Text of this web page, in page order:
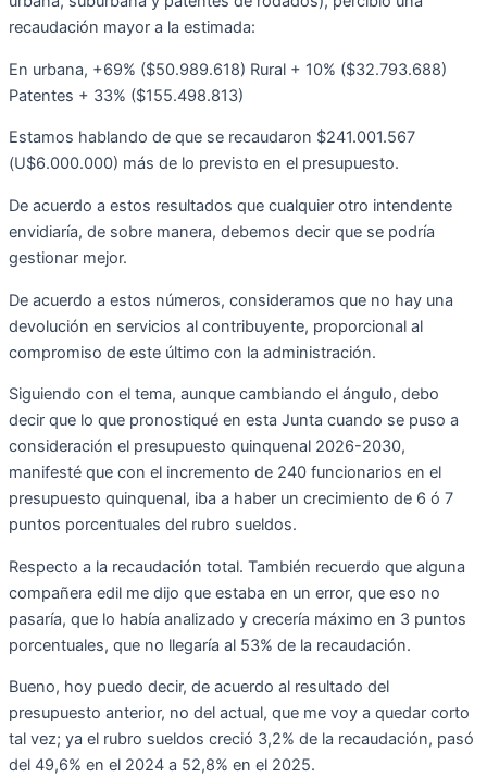
recaudación mayor a la estimada:
En urbana, +69% ($50.989.618) Rural + 10% ($32.793.688)
Patentes + 33% ($155.498.813)
Estamos hablando de que se recaudaron $241.001.567
(U$6.000.000) más de lo previsto en el presupuesto.
De acuerdo a estos resultados que cualquier otro intendente
envidiaría, de sobre manera, debemos decir que se podría
gestionar mejor.
De acuerdo a estos números, consideramos que no hay una
devolución en servicios al contribuyente, proporcional al
compromiso de este último con la administración.
Siguiendo con el tema, aunque cambiando el ángulo, debo
decir que lo que pronostiqué en esta Junta cuando se puso a
consideración el presupuesto quinquenal 2026-2030,
manifesté que con el incremento de 240 funcionarios en el
presupuesto quinquenal, iba a haber un crecimiento de 6 ó 7
puntos porcentuales del rubro sueldos.
Respecto a la recaudación total. También recuerdo que alguna
compañera edil me dijo que estaba en un error, que eso no
pasaría, que lo había analizado y crecería máximo en 3 puntos
porcentuales, que no llegaría al 53% de la recaudación.
Bueno, hoy puedo decir, de acuerdo al resultado del
presupuesto anterior, no del actual, que me voy a quedar corto
tal vez; ya el rubro sueldos creció 3,2% de la recaudación, pasó
del 49,6% en el 2024 a 52,8% en el 2025.